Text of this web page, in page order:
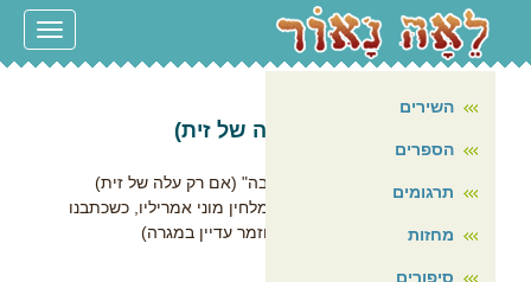
Toggle
בשורה טובה (אם רק עלה של זית)
שיר חדש עלה לאויר "בשורה טובה" (אם רק עלה של זית)
כתבתי אותו לפי לחן ששלח לי המלחין מוני אמריליו, כשכתבנו
שנינו מחזמר על תיבת נוח. (המחזמר עדיין במגרה)
על השיר "בשורה טובה"
עמוד הבית
על עצמי
השירים
הספרים
תרגומים
מחזות
סיפורים